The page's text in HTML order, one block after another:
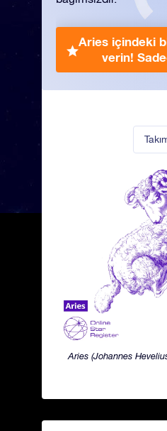
Aries (Johannes
Aries içindeki
verin!